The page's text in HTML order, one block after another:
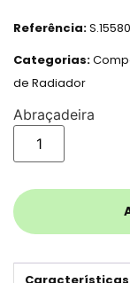
Referência:
Categorias:
de Radiador
Abraçadeira